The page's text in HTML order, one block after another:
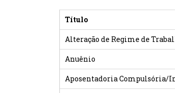
Título
Alteração de Regime de
Anuênio
Aposentadoria Compulsória/